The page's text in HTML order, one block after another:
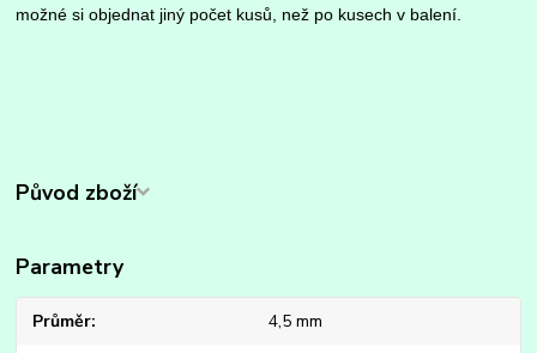
možné si objednat jiný počet kusů, než po kusech v balení.
Původ zboží
Parametry
Průměr 4,5 mm